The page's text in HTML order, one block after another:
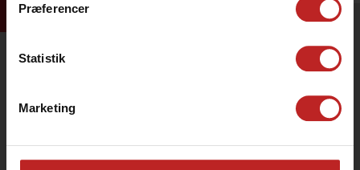
Præferencer
Statistik
Marketing